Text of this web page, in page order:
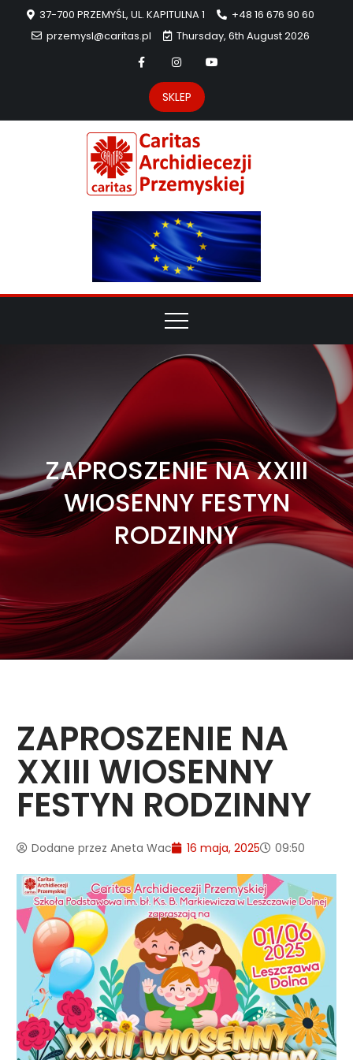
37-700 PRZEMYŚL, UL. KAPITULNA 1
+48 16 676 90 60
przemysl@caritas.pl
Thursday, 6th August 2026
SKLEP
ZAPROSZENIE NA XXIII
WIOSENNY FESTYN
RODZINNY
ZAPROSZENIE NA
XXIII WIOSENNY
FESTYN RODZINNY
Dodane przez Aneta Wac 16 maja, 2025 09:50